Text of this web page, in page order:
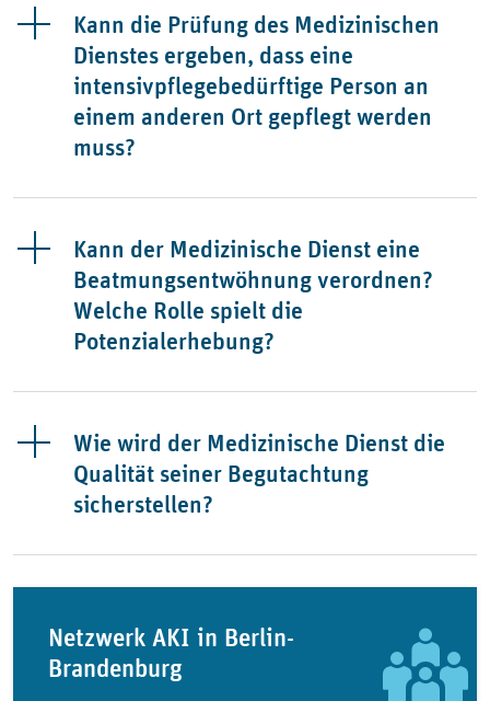
Kann die Prüfung des Medizinischen
Dienstes ergeben, dass eine
intensivpflegebedürftige Person an
einem anderen Ort gepflegt werden
muss?
Kann der Medizinische Dienst eine
Beatmungsentwöhnung verordnen?
Welche Rolle spielt die
Potenzialerhebung?
Wie wird der Medizinische Dienst die
Qualität seiner Begutachtung
sicherstellen?
Netzwerk AKI in Berlin-
Brandenburg